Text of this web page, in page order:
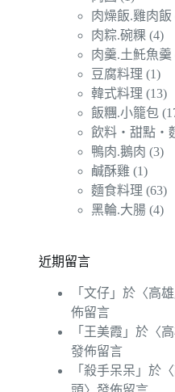
肉燥飯.雞肉飯
肉粽.碗粿 (4)
肉羹.土魠魚羹
豆腐料理 (1)
韓式料理 (13)
飯糰.小籠包
飲料‧甜點‧
鴨肉.鵝肉 (3)
鹹酥雞 (1)
麵食料理 (63)
黑輪.大腸 (4)
近期留言
「文仔 」於〈高
佈留言
「 王美霞 」於〈
發佈留言
「殺手呆呆 」於〈